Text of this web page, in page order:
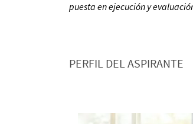
puesta en ejecución y
PERFIL DEL ASPIRANTE